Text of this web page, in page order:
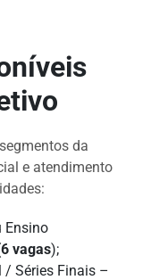
da
e atendimento
Ensino
6 vagas);
/ Séries Finais –